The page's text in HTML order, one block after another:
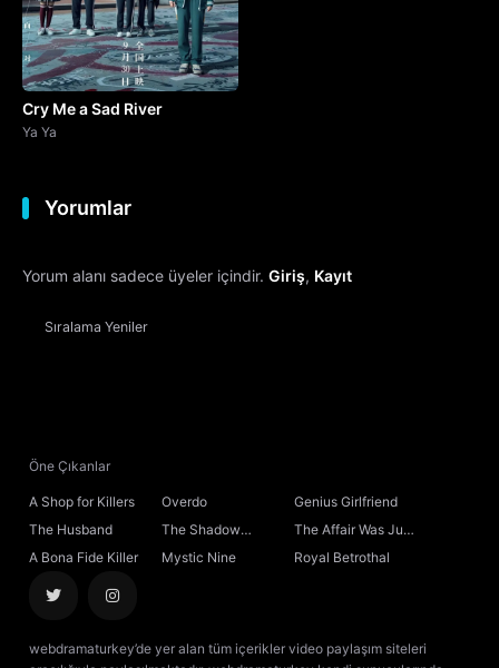
Cry Me a Sad River
Ya Ya
Yorumlar
Yorum alanı sadece üyeler içindir. Giriş, Kayıt
Sıralama Yeniler
Öne Çıkanlar
A Shop for Killers Overdo
Genius Girlfriend
The Husband
The Shadow
Sovereign
The Affair Was Just
the Beginning
A Bona Fide Killer Mystic Nine Royal Betrothal
webdramaturkey’de yer alan tüm içerikler video paylaşım siteleri